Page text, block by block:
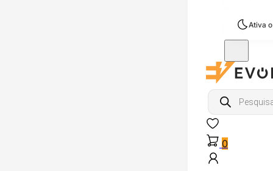
Ativa
Products
search
0